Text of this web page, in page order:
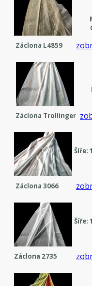
Záclona L4859
Záclona Trollinger
Šíře:
Záclona 3066
Šíře:
Záclona 2735